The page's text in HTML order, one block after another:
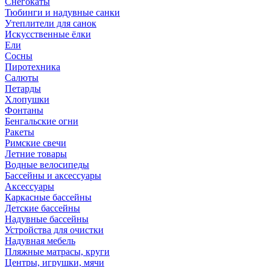
Тюбинги и надувные санки
Утеплители для санок
Искусственные ёлки
Ели
Сосны
Пиротехника
Салюты
Петарды
Хлопушки
Фонтаны
Бенгальские огни
Ракеты
Римские свечи
Летние товары
Водные велосипеды
Бассейны и аксессуары
Аксессуары
Каркасные бассейны
Детские бассейны
Надувные бассейны
Устройства для очистки
Надувная мебель
Пляжные матрасы, круги
Центры, игрушки, мячи